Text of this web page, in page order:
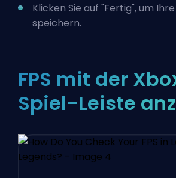
Klicken Sie auf "Fertig", um
speichern.
FPS mit der
Spiel-Leiste